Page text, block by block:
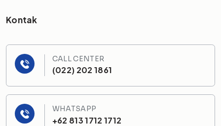
Kontak
CALL CENTER
(022) 202 1861
WHATSAPP
+62 813 1712 1712